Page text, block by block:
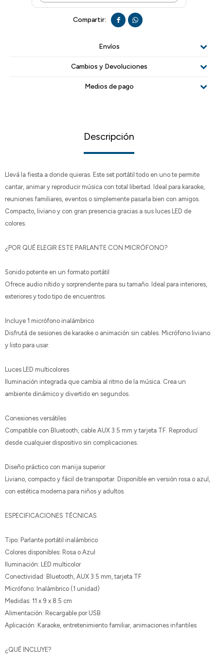
 
Envíos
Cambios y Devoluciones
Medios de pago
Descripción
Llevá la fiesta a donde quieras. Este set portátil todo en uno te permite
cantar, animar y reproducir música con total libertad. Ideal para karaoke,
reuniones familiares, eventos o simplemente pasarla bien con amigos.
Compacto, liviano y con gran presencia gracias a sus luces LED de
colores.
¿POR QUÉ ELEGIR ESTE PARLANTE CON MICRÓFONO?
Sonido potente en un formato portátil
Ofrece audio nítido y sorprendente para su tamaño. Ideal para interiores,
exteriores y todo tipo de encuentros.
Incluye 1 micrófono inalámbrico
Disfrutá de sesiones de karaoke o animación sin cables. Micrófono liviano
y listo para usar.
Luces LED multicolores
Iluminación integrada que cambia al ritmo de la música. Crea un
ambiente dinámico y divertido en segundos.
Conexiones versátiles
Compatible con Bluetooth, cable AUX 3.5 mm y tarjeta TF. Reproducí
desde cualquier dispositivo sin complicaciones.
Diseño práctico con manija superior
Liviano, compacto y fácil de transportar. Disponible en versión rosa o azul,
con estética moderna para niños y adultos.
ESPECIFICACIONES TÉCNICAS
Tipo: Parlante portátil inalámbrico
Colores disponibles: Rosa o Azul
Iluminación: LED multicolor
Conectividad: Bluetooth, AUX 3.5 mm, tarjeta TF
Micrófono: Inalámbrico (1 unidad)
Medidas: 11 x 9 x 8.5 cm
Alimentación: Recargable por USB
Aplicación: Karaoke, entretenimiento familiar, animaciones infantiles
¿QUÉ INCLUYE?